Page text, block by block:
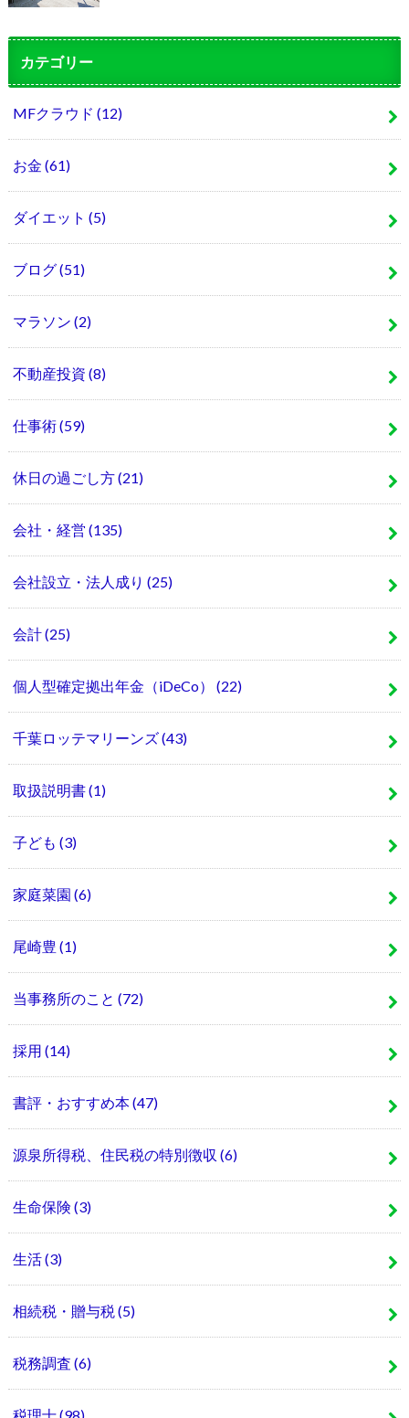
カテゴリー
MFクラウド (12)
お金 (61)
ダイエット (5)
ブログ(51)
マラソン (2)
不動産投資 (8)
仕事術(59)
休日の過ごし方(21)
会社・経営 (135)
会社設立・法人成り (25)
会計(25)
個人型確定拠出年金（iDeCo） (22)
千葉ロッテマリーンズ(43)
取扱説明書(1)
子ども (3)
家庭菜園 (6)
尾崎豊 (1)
当事務所のこと (72)
採用 (14)
書評・おすすめ本(47)
源泉所得税、住民税の特別徴収 (6)
生命保険 (3)
生活(3)
相続税・贈与税 (5)
税務調査 (6)
税理士(98)